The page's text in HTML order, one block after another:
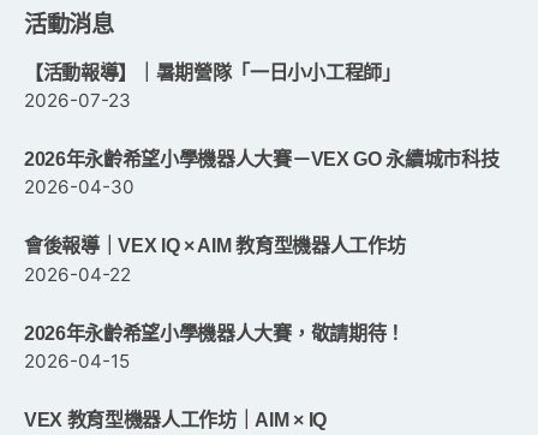
活動消息
【活動報導】｜暑期營隊「一日小小工程師」
2026-07-23
2026年永齡希望小學機器人大賽－VEX GO 永續城市科技
2026-04-30
會後報導｜VEX IQ × AIM 教育型機器人工作坊
2026-04-22
2026年永齡希望小學機器人大賽，敬請期待！
2026-04-15
VEX 教育型機器人工作坊｜AIM × IQ